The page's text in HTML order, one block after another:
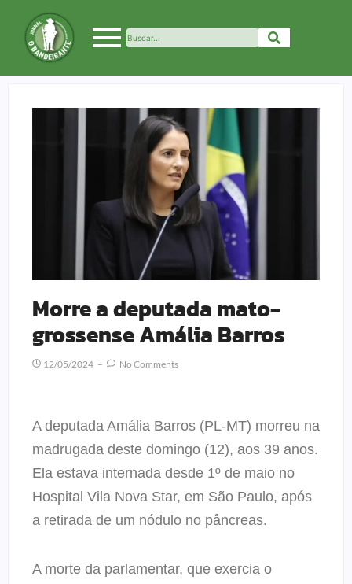
Morre a deputada mato-
grossense Amália Barros
12/05/2024 No Comments
A deputada Amália Barros (PL-MT) morreu na
madrugada deste domingo (12), aos 39 anos.
Ela estava internada desde 1º de maio no
Hospital Vila Nova Star, em São Paulo, após
a retirada de um nódulo no pâncreas.
A morte da parlamentar, que exercia o